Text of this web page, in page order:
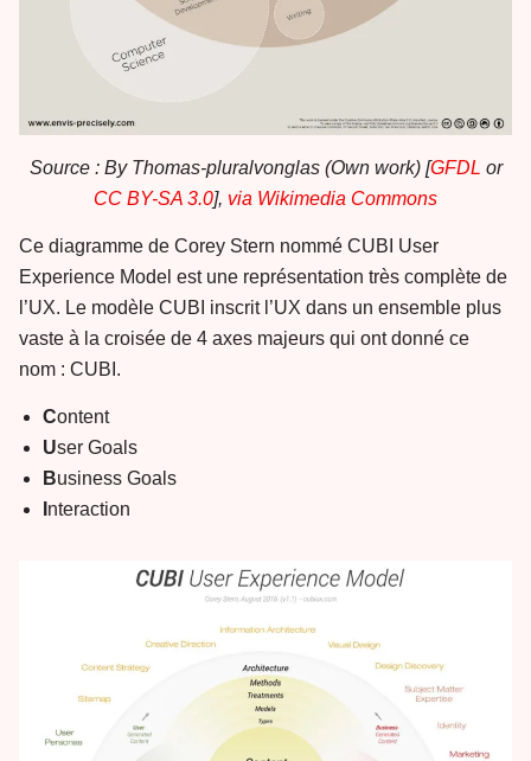
Source : By Thomas-pluralvonglas (Own work) [GFDL or
CC BY-SA 3.0], via Wikimedia Commons
Ce diagramme de Corey Stern nommé CUBI User
Experience Model est une représentation très complète de
l’UX. Le modèle CUBI inscrit l’UX dans un ensemble plus
vaste à la croisée de 4 axes majeurs qui ont donné ce
nom : CUBI.
Content
User Goals
Business Goals
nteraction